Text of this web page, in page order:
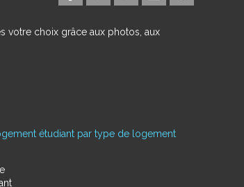
votre choix grâce aux photos, aux
étudiant par type de logement